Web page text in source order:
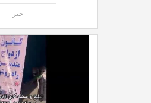
ریخت
خبر